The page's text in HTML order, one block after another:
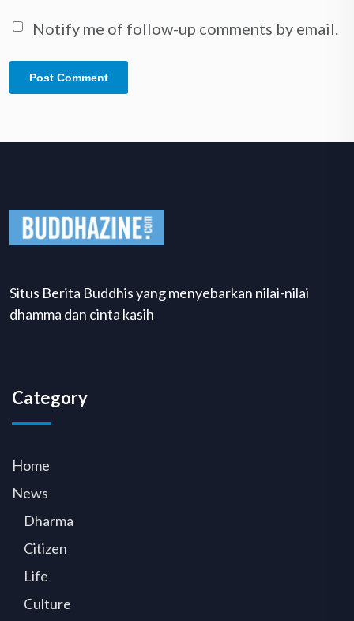
Notify me of follow-up comments by email.
Situs Berita Buddhis yang menyebarkan nilai-nilai
dhamma dan cinta kasih
Category
Home
News
Dharma
Citizen
Life
Culture